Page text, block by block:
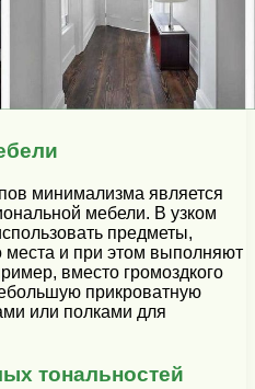
минимализма является
мебели. В узком
предметы,
места и при этом выполняют
вместо громоздкого
прикроватную
или полками для
тональностей